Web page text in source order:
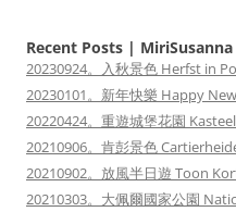
Recent Posts | MiriSusanna
20230924。入秋景色 Herfst in
20230101。新年快樂 Happy
20220424。重遊城堡花園
20210906。肯彭景色
20210902。放風半日遊 Toon
20210303。大佩爾國家公園